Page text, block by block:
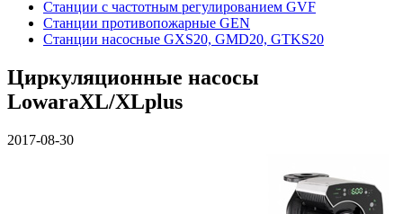
Станции с частотным регулированием GVF
Станции противопожарные GEN
Станции насосные GXS20, GMD20, GTKS20
Циркуляционные насосы
LowaraXL/XLplus
2017-08-30